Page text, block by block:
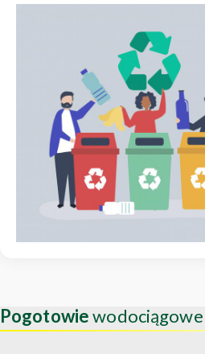
Pogotowiewodociągowe